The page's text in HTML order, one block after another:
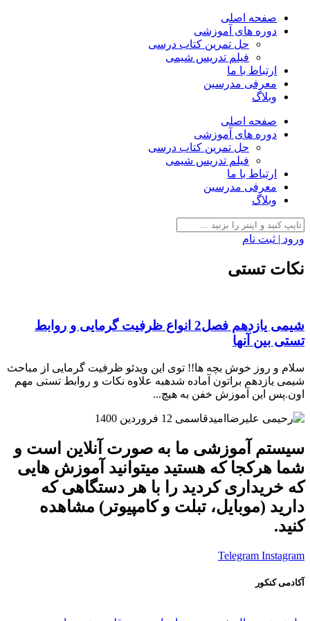
صفحه اصلی
دوره های آموزشی
حل تمرین کتاب درسی
فیلم تدریس شیمی
ارتباط با ما
معرفی مدرسین
وبلاگ
صفحه اصلی
دوره های آموزشی
حل تمرین کتاب درسی
فیلم تدریس شیمی
ارتباط با ما
معرفی مدرسین
وبلاگ
ورود | ثبت نام
نکات تستی
شیمی یازدهم فصل2 انواع ظرفیت گرمایی و روابط
تستی بین آنها
سلام و روز خوش بچه ها!! توی این ویدئو ظرفیت گرمایی از مباحث
شیمی یازدهم براتون آماده شدهبه علاوه نکات و روابط تستی مهم
اون.پس این آموزش خفن به هیچ...
امیدقاسمی 12 فروردین 1400
سیستم آموزشی ما به صورت آنلاین است و
شما هرکجا که هستید میتوانید آموزش هایی
که خریداری کردید را با هر دستگاهی که
دارید (موبایل، تبلت و کامپیوتر) مشاهده
کنید.
Telegram Instagram
آکادمی کنکور